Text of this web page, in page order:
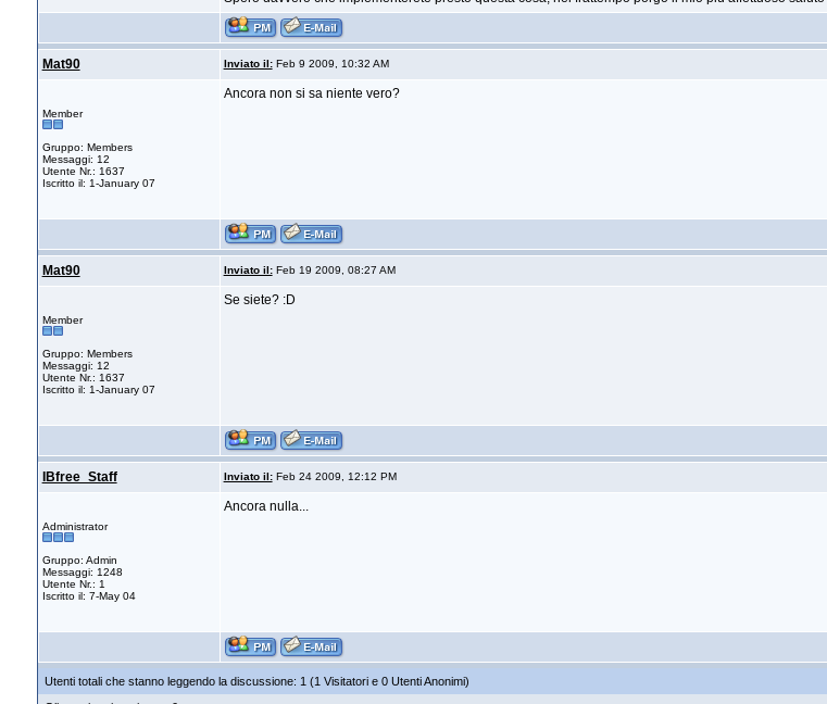
Mat90 Inviato il:Feb 9 2009, 10:32 AM
Member
Gruppo: Members
Messaggi: 12
Utente Nr.: 1637
Iscritto il: 1-January 07
Ancora non si sa niente vero?
Mat90 Inviato il:Feb 19 2009, 08:27 AM
Member
Gruppo: Members
Messaggi: 12
Utente Nr.: 1637
Iscritto il: 1-January 07
Se siete? :D
IBfree_Staff Inviato il:Feb 24 2009, 12:12 PM
Administrator
Gruppo: Admin
Messaggi: 1248
Utente Nr.: 1
Iscritto il: 7-May 04
Ancora nulla...
Utenti totali che stanno leggendo la discussione: 1 (1 Visitatori e 0 Utenti Anonimi)